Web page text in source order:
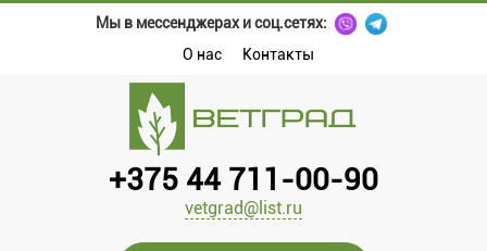
Мы в мессенджерах и соц.сетях:
О нас
Контакты
+375 44 711-00-90
vetgrad@list.ru